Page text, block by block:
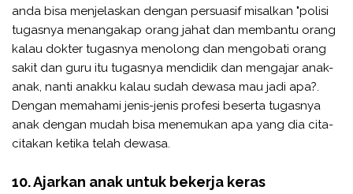
anda bisa menjelaskan dengan persuasif misalkan "polisi
tugasnya menangakap orang jahat dan membantu orang
kalau dokter tugasnya menolong dan mengobati orang
sakit dan guru itu tugasnya mendidik dan mengajar anak-
anak, nanti anakku kalau sudah dewasa mau jadi apa?.
Dengan memahami jenis-jenis profesi beserta tugasnya
anak dengan mudah bisa menemukan apa yang dia cita-
citakan ketika telah dewasa.
10. Ajarkan anak untuk bekerja keras